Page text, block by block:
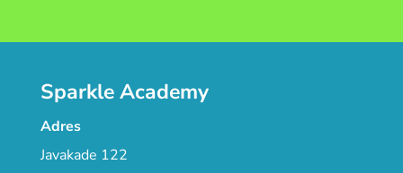
Sparkle Academy
Adres
Javakade 122